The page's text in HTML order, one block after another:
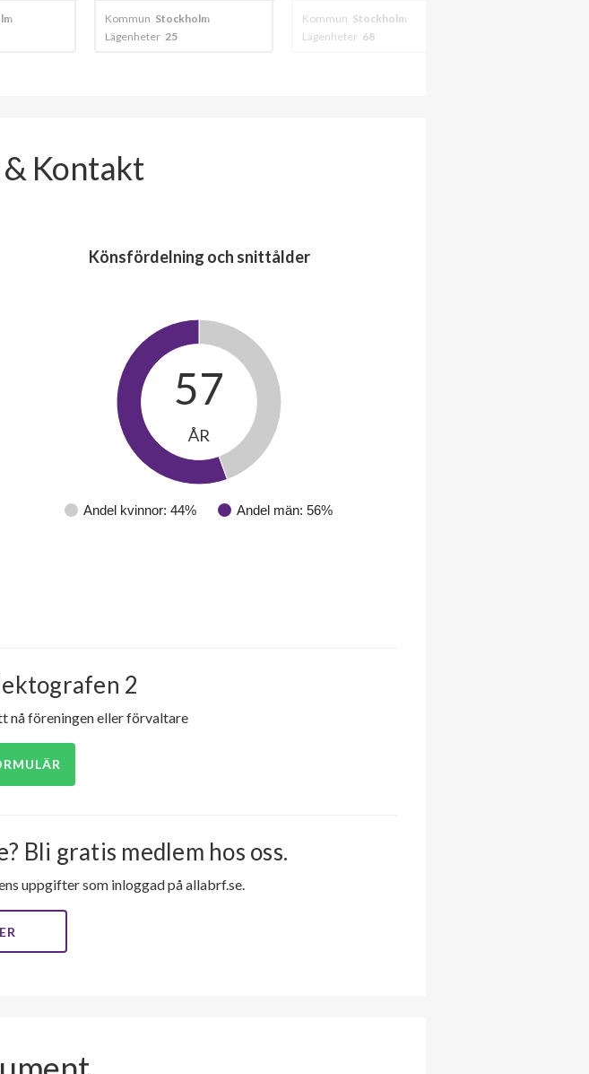
Kommun Stockholm
Lägenheter 25
Kommun Stockholm
Lägenheter 68
Kontakt
Könsfördelning och snittålder
Andel kvinnor: 44% Andel män: 56%
57
ÅR
2
nå föreningen eller förvaltare
Bli gratis medlem hos oss.
uppgifter som inloggad på allabrf.se.